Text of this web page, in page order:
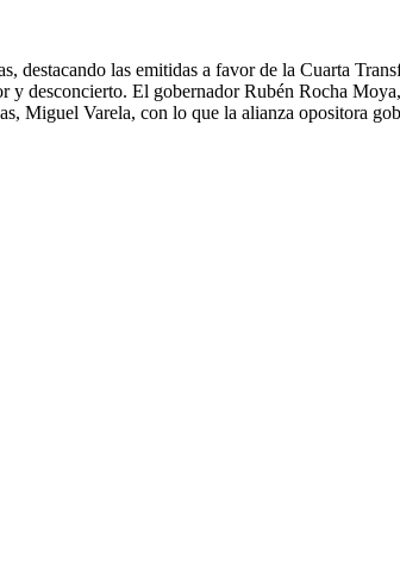
destacando las emitidas a favor de la Cuarta
desconcierto. El gobernador Rubén Rocha
Miguel Varela, con lo que la alianza opositora